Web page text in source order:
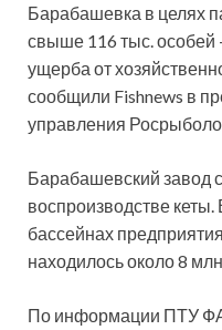
Барабашевка в целях
свыше 116 тыс. особей
ущерба от
сообщили Fishnews в
управления
Барабашевский завод
воспроизводстве
бассейнах
находилось около 8
По информации ПТУ